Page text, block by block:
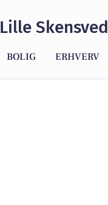
Lille Skensved
BOLIG ERHVERV